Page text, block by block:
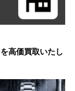
高価買取いたし